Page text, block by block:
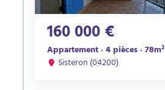
160 000 €
Appartement · 4 pièces · 78m²
Sisteron (04200)